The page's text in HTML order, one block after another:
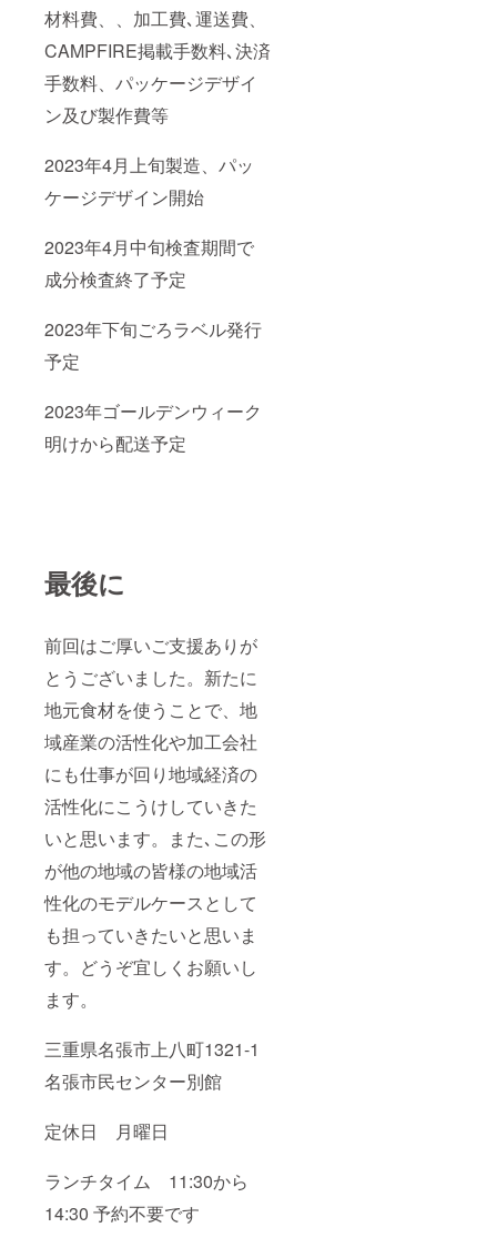
材料費、、加工費､運送費、
CAMPFIRE掲載手数料､決済
手数料、パッケージデザイ
ン及び製作費等
2023年4月上旬製造、パッ
ケージデザイン開始
2023年4月中旬検査期間で
成分検査終了予定
2023年下旬ごろラベル発行
予定
2023年ゴールデンウィーク
明けから配送予定
最後に
前回はご厚いご支援ありが
とうございました。新たに
地元食材を使うことで、地
域産業の活性化や加工会社
にも仕事が回り地域経済の
活性化にこうけしていきた
いと思います。また､この形
が他の地域の皆様の地域活
性化のモデルケースとして
も担っていきたいと思いま
す。どうぞ宜しくお願いし
ます。
三重県名張市上八町1321-1
名張市民センター別館
定休日 月曜日
ランチタイム 11:30から
14:30 予約不要です